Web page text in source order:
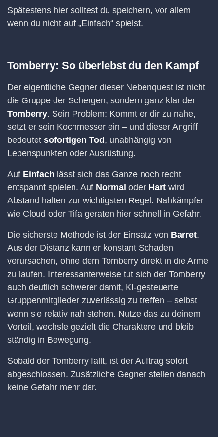
Spätestens hier solltest du speichern, vor allem
wenn du nicht auf „Einfach“ spielst.
Tomberry: So überlebst du den Kampf
Der eigentliche Gegner dieser Nebenquest ist nicht
die Gruppe der Schergen, sondern ganz klar der
Tomberry. Sein Problem: Kommt er dir zu nahe,
setzt er sein Kochmesser ein – und dieser Angriff
bedeutet sofortigen Tod, unabhängig von
Lebenspunkten oder Ausrüstung.
Auf Einfach lässt sich das Ganze noch recht
entspannt spielen. Auf Normal oder Hart wird
Abstand halten zur wichtigsten Regel. Nahkämpfer
wie Cloud oder Tifa geraten hier schnell in Gefahr.
Die sicherste Methode ist der Einsatz von Barret.
Aus der Distanz kann er konstant Schaden
verursachen, ohne dem Tomberry direkt in die Arme
zu laufen. Interessanterweise tut sich der Tomberry
auch deutlich schwerer damit, KI-gesteuerte
Gruppenmitglieder zuverlässig zu treffen – selbst
wenn sie relativ nah stehen. Nutze das zu deinem
Vorteil, wechsle gezielt die Charaktere und bleib
ständig in Bewegung.
Sobald der Tomberry fällt, ist der Auftrag sofort
abgeschlossen. Zusätzliche Gegner stellen danach
keine Gefahr mehr dar.